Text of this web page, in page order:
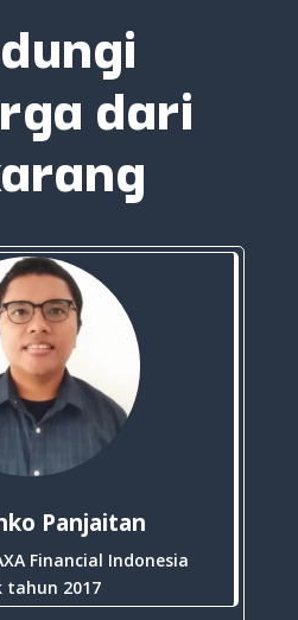
dari
Panjaitan
Financial Indonesia
tahun 2017